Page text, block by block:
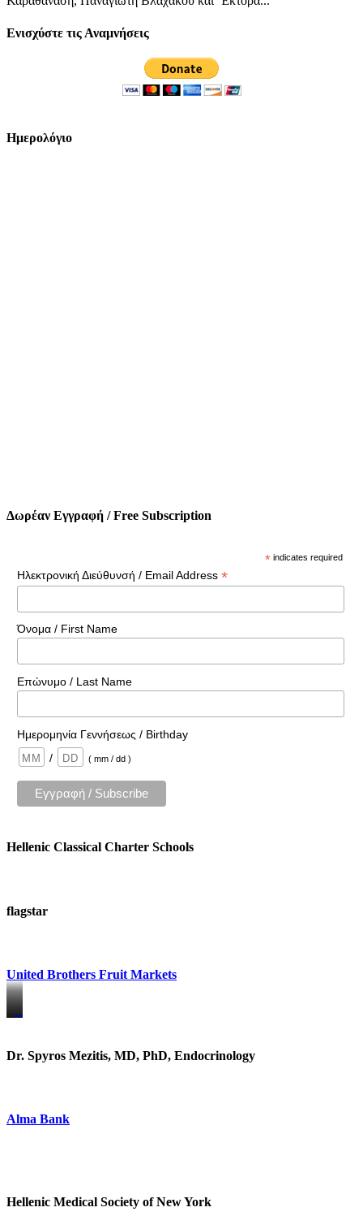
Ενισχύστε τις Αναμνήσεις
Ημερολόγιο
Δωρέαν Εγγραφή / Free Subscription
* indicates required
Ηλεκτρονική Διεύθυνσή / Email Address *
Όνομα / First Name
Επώνυμο / Last Name
Ημερομηνία Γεννήσεως / Birthday
/
( mm / dd )
Hellenic Classical Charter Schools
flagstar
United Brothers Fruit Markets
https://www.unitedbrothersfruitmarkets.com/
https://www.unitedbrothersfruitmarkets.com/
Dr. Spyros Mezitis, MD, PhD, Endocrinology
Alma Bank
Hellenic Medical Society of New York